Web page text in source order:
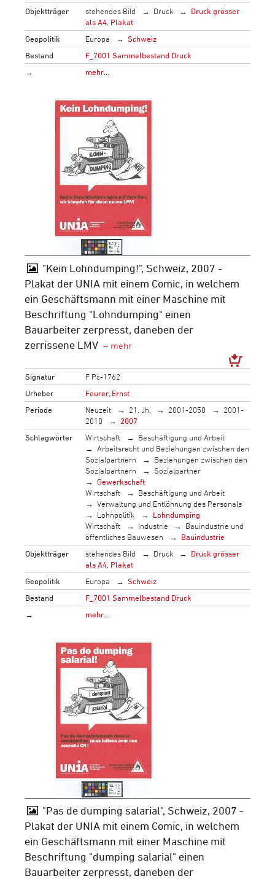
Objektträger
stehendes Bild Druck
Druck grösser
als A4, Plakat
Geopolitik
Europa
Schweiz
Bestand
F_7001 Sammelbestand Druck
→
mehr…
"Kein Lohndumping!", Schweiz, 2007 -
Plakat der UNIA mit einem Comic, in welchem
ein Geschäftsmann mit einer Maschine mit
Beschriftung "Lohndumping" einen
Bauarbeiter zerpresst, daneben der
zerrissene LMV
Signatur
F Pc-1762
Urheber
Feurer, Ernst
Periode
Neuzeit 21. Jh. 2001-2050
2001-
2010
2007
Schlagwörter
Wirtschaft
Beschäftigung und Arbeit
Arbeitsrecht und Beziehungen zwischen den
Sozialpartnern
Beziehungen zwischen den
Sozialpartnern
Sozialpartner
Gewerkschaft
Wirtschaft
Beschäftigung und Arbeit
Verwaltung und Entlöhnung des Personals
Lohnpolitik
Lohndumping
Wirtschaft
Industrie
Bauindustrie und
öffentliches Bauwesen
Bauindustrie
Objektträger
stehendes Bild Druck
Druck grösser
als A4, Plakat
Geopolitik
Europa
Schweiz
Bestand
F_7001 Sammelbestand Druck
→
mehr…
"Pas de dumping salarial", Schweiz, 2007 -
Plakat der UNIA mit einem Comic, in welchem
ein Geschäftsmann mit einer Maschine mit
Beschriftung "dumping salarial" einen
Bauarbeiter zerpresst, daneben der